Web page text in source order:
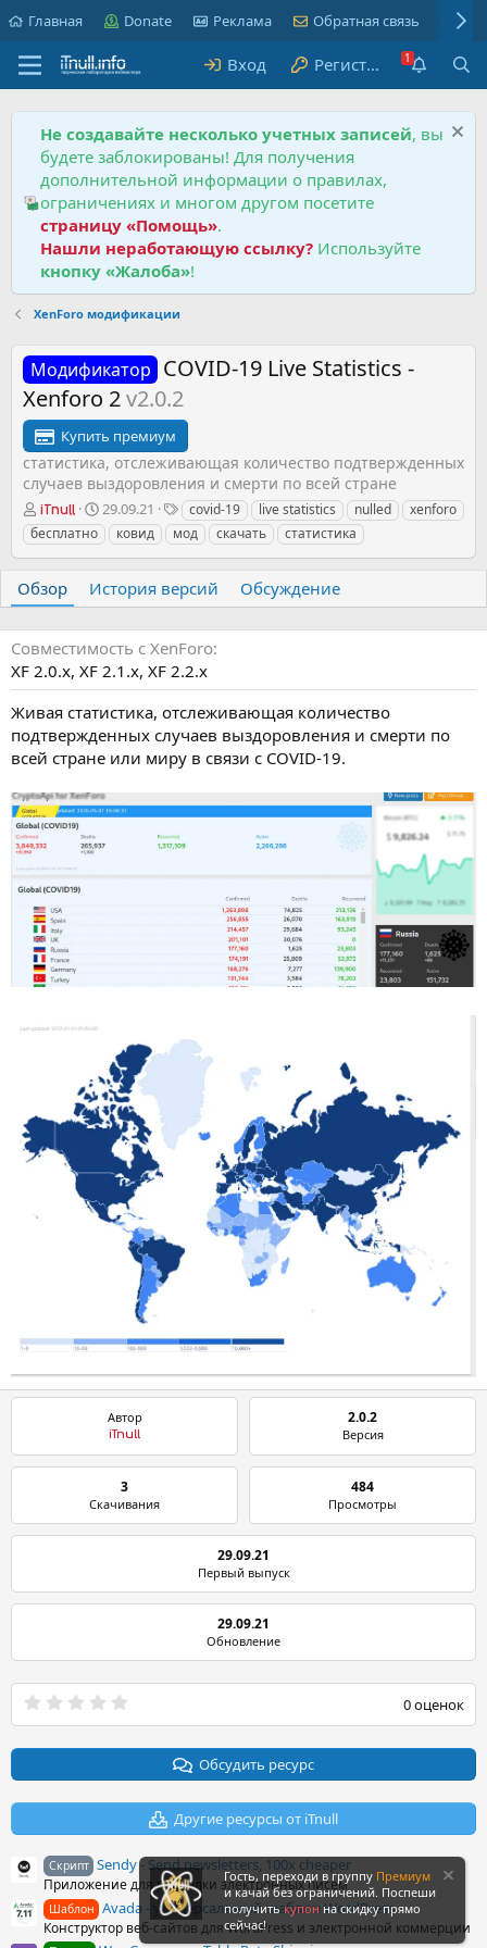
Главная Donate Реклама Обратная связь
Вход Регистрация
Не создавайте несколько учетных записей, вы
будете заблокированы! Для получения
дополнительной информации о правилах,
ограничениях и многом другом посетите
страницу «Помощь».
Нашли неработающую ссылку? Используйте
кнопку «Жалоба»!
XenForo модификации
Модификатор COVID-19 Live Statistics -
Xenforo 2v2.0.2
Купить премиум
статистика, отслеживающая количество подтвержденных
случаев выздоровления и смерти по всей стране
А
в
т
р
iTnull
Д
а
с
о
д
а
я
29.09.21
Т
е
г
covid-19 live statistics nulled
xenforo
бесплатно
ковид мод скачать статистика
Обзор История версий Обсуждение
Совместимость с XenForo
XF 2.0.x XF 2.1.x XF 2.2.x
Живая статистика, отслеживающая количество
подтвержденных случаев выздоровления и смерти по
всей стране или миру в связи с COVID-19.
Автор
iTnull
2.0.2
Версия
3
Скачивания
484
Просмотры
29.09.21
Первый выпуск
29.09.21
Обновление
0
0
в
з
0 оценок
Обсудить ресурс
Другие ресурсы от iTnull
Скрипт Sendy - Send newsletters, 100x cheaper
Приложение для рассылки электронных писем
Шаблон Avada - универсальный шаблон WordPress
Конструктор веб-сайтов для WordPress и электронной коммерции
Гость, переходи в группу Премиум
и качай без ограничений. Поспеши
получитькупон на скидку прямо
сейчас!